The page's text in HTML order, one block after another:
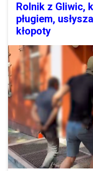
Rolnik z Gliwic,
pługiem,
kłopoty